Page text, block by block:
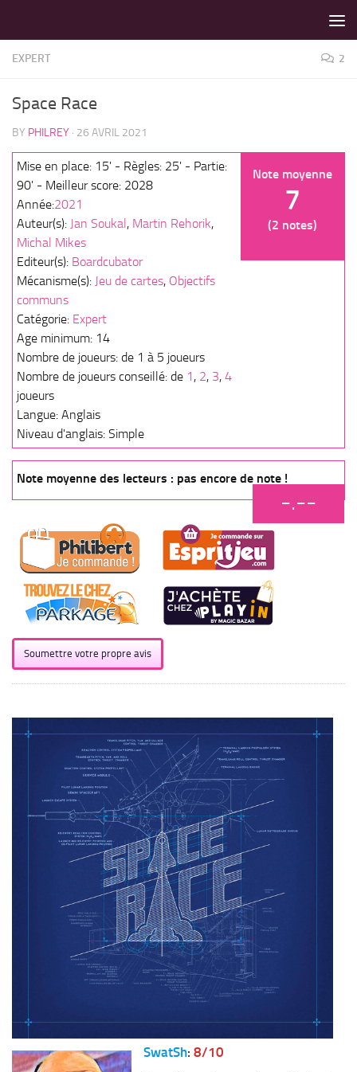
EXPERT 2
Space Race
BY PHILREY · 26 AVRIL 2021
Note moyenne
7
(2 notes)
Mise en place: 15' - Règles: 25' - Partie:
90' - Meilleur score: 2028
Année:2021
Auteur(s): Jan Soukal , Martin Rehorik,
Michal Mikes
Editeur(s): Boardcubator
Mécanisme(s): Jeu de cartes, Objectifs
communs
Catégorie: Expert
Age minimum: 14
Nombre de joueurs: de 1 à 5 joueurs
Nombre de joueurs conseillé: de 1 , 2, 3, 4
joueurs
Langue: Anglais
Niveau d'anglais: Simple
Note moyenne des lecteurs : pas encore de note !
-.--
Soumettre votre propre avis
SwatSh: 8/10